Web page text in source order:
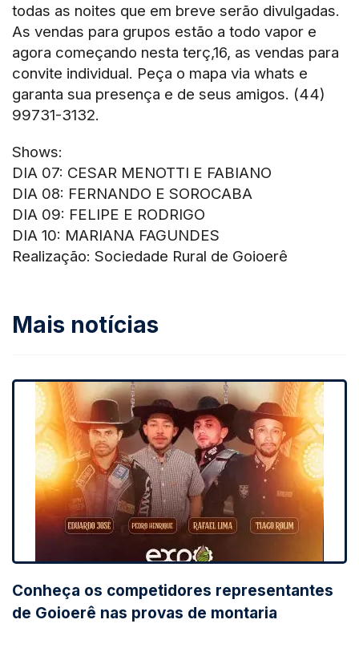
todas as noites que em breve serão divulgadas.
As vendas para grupos estão a todo vapor e
agora começando nesta terç,16, as vendas para
convite individual. Peça o mapa via whats e
garanta sua presença e de seus amigos. (44)
99731-3132.
Shows:
DIA 07: CESAR MENOTTI E FABIANO
DIA 08: FERNANDO E SOROCABA
DIA 09: FELIPE E RODRIGO
DIA 10: MARIANA FAGUNDES
Realização: Sociedade Rural de Goioerê
Mais notícias
Conheça os competidores representantes
de Goioerê nas provas de montaria